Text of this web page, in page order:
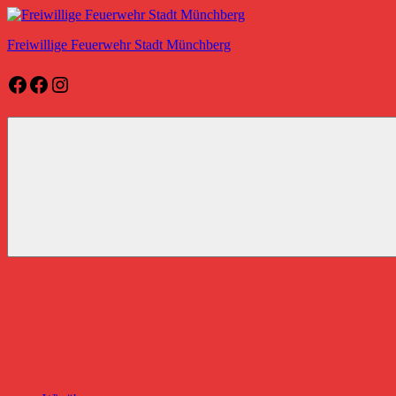
Zum
springen
Freiwillige Feuerwehr Stadt Münchberg
Freiwillige
Stadt
Facebook
Facebook
Instagram